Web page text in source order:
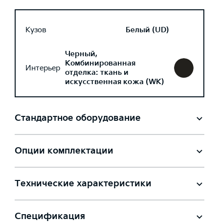
Кузов Белый (UD)
Интерьер
Черный,
Комбинированная
отделка: ткань и
искусственная кожа (WK)
Стандартное оборудование
Опции комплектации
Технические характеристики
Спецификация